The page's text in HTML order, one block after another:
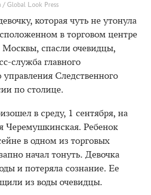
Global Look Press
которая чуть не утонула
в торговом центре
Москвы, спасли очевидцы,
служба главного
управления Следственного
по столице.
в среду, 1 сентября, на
Черемушкинская. Ребенок
в одном из торговых
начал тонуть. Девочка
и потеряла сознание. Ее
из воды очевидцы.